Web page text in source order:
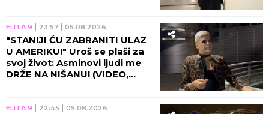
ELITA 9 23:57 05.08.2026
"STANIJI ĆU ZABRANITI ULAZ
U AMERIKU!" Uroš se plaši za
svoj život: Asminovi ljudi me
DRŽE NA NIŠANU! (VIDEO,
ELITA 9 22:45 05.08.2026